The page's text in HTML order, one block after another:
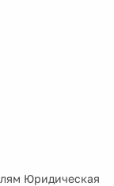
Юридическая